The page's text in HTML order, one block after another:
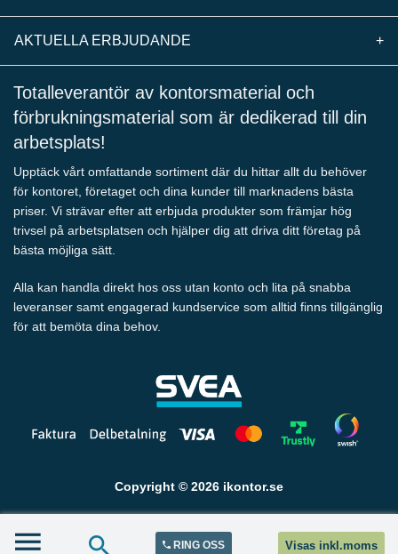
AKTUELLA ERBJUDANDE +
Totalleverantör av kontorsmaterial och
förbrukningsmaterial som är dedikerad till din
arbetsplats!
Upptäck vårt omfattande sortiment där du hittar allt du behöver
för kontoret, företaget och dina kunder till marknadens bästa
priser. Vi strävar efter att erbjuda produkter som främjar hög
trivsel på arbetsplatsen och hjälper dig att driva ditt företag på
bästa möjliga sätt.
Alla kan handla direkt hos oss utan konto och lita på snabba
leveranser samt engagerad kundservice som alltid finns tillgänglig
för att bemöta dina behov.
Copyright © 2026 ikontor.se
RING OSS Visas inkl.moms